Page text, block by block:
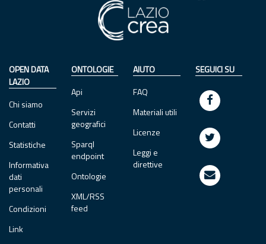
OPEN DATA
LAZIO
Chi siamo
Contatti
Statistiche
Informativa
dati
personali
Condizioni
Link
ONTOLOGIE
Api
Servizi
geografici
Sparql
endpoint
Ontologie
XML/RSS
feed
AIUTO
FAQ
Materiali utili
Licenze
Leggi e
direttive
SEGUICI SU